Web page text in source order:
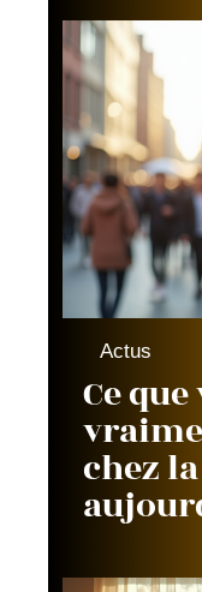
Actus
Ce
chez